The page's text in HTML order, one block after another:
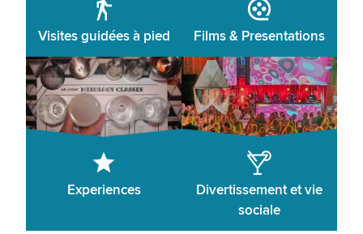
Visites guidées à pied Films & Presentations
Experiences
Divertissement et vie
sociale